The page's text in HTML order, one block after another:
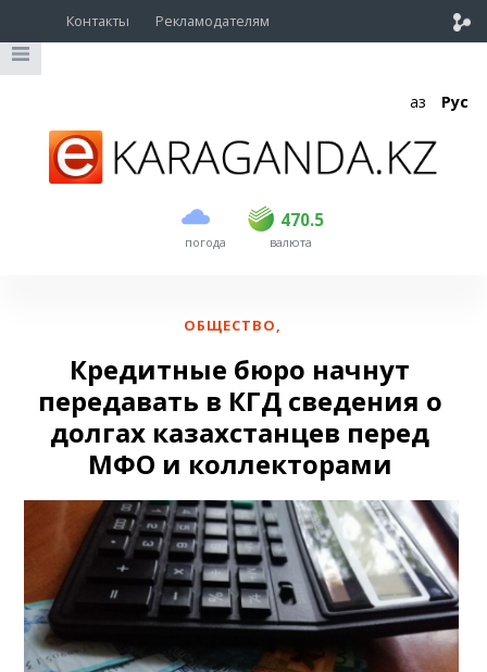
Контакты Рекламодателям
Қаз Рус
погода
470.5
USD 468.5 470.5
EUR валюта
ОБЩЕСТВО,
Кредитные бюро начнут
передавать в КГД сведения о
долгах казахстанцев перед
МФО и коллекторами